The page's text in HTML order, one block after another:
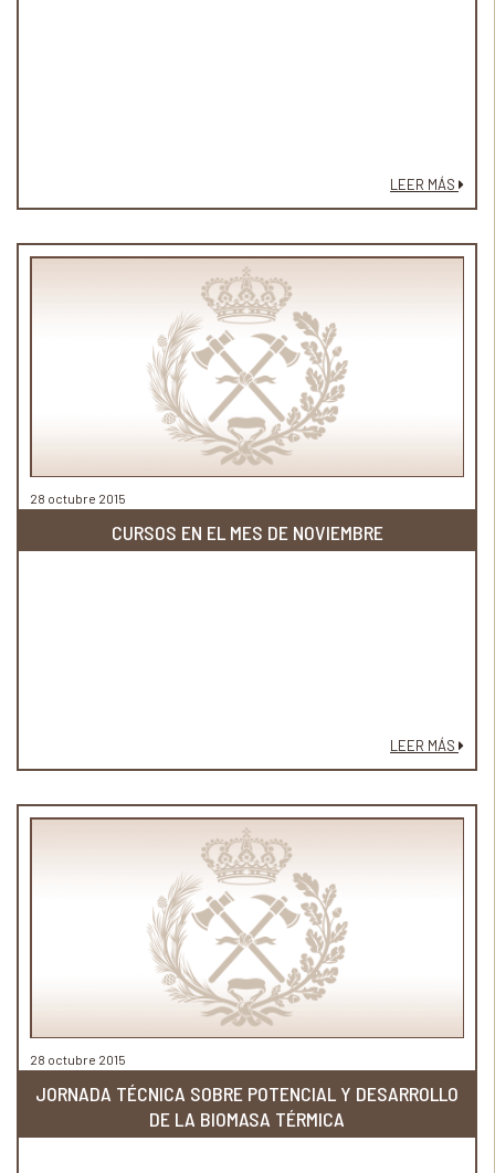
LEER MÁS
28 octubre 2015
CURSOS EN EL MES DE NOVIEMBRE
LEER MÁS
28 octubre 2015
JORNADA TÉCNICA SOBRE POTENCIAL Y DESARROLLO
DE LA BIOMASA TÉRMICA